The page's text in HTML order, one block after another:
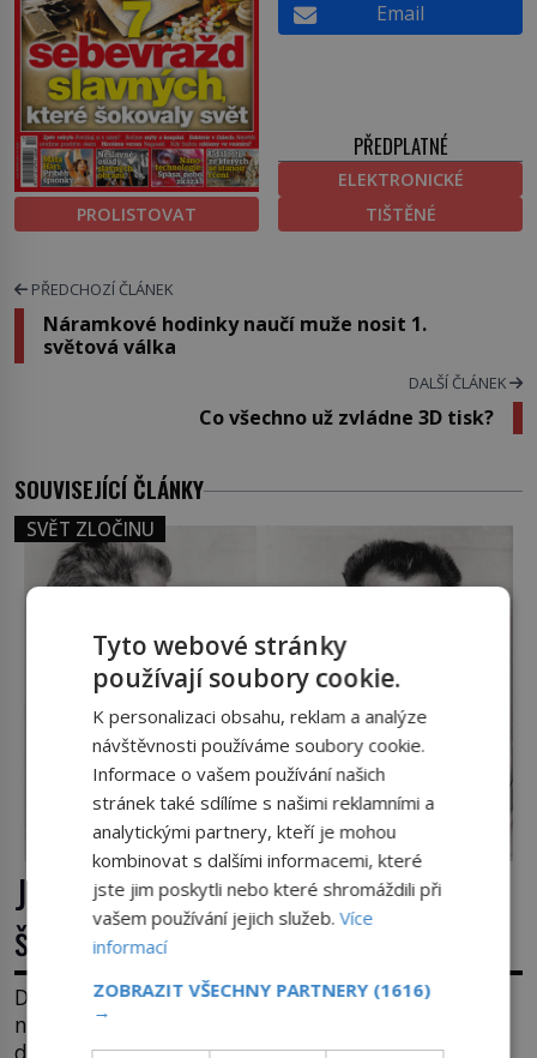
PROLISTOVAT
Email
PŘEDPLATNÉ
ELEKTRONICKÉ
TIŠTĚNÉ
PŘEDCHOZÍ ČLÁNEK
Náramkové hodinky naučí muže nosit 1.
světová válka
DALŠÍ ČLÁNEK
Co všechno už zvládne 3D tisk?
SOUVISEJÍCÍ ČLÁNKY
SVĚT ZLOČINU
James Whitey Bulger: Práskač, co
šel po práskačích
Dlouhé roky se v USA drží mezi desítkou
nejhledanějších mužů a dopracuje to až na číslo
Tyto webové stránky
používají soubory cookie.
K personalizaci obsahu, reklam a analýze
návštěvnosti používáme soubory cookie.
Informace o vašem používání našich
stránek také sdílíme s našimi reklamními a
analytickými partnery, kteří je mohou
kombinovat s dalšími informacemi, které
jste jim poskytli nebo které shromáždili při
vašem používání jejich služeb.Více
informací
ZOBRAZIT VŠECHNY PARTNERY (1616)
→